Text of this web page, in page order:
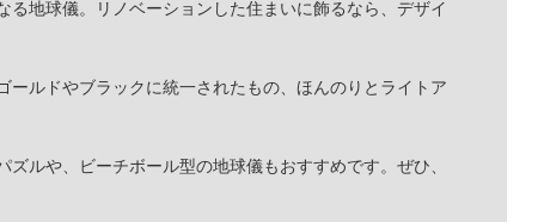
地球儀。リノベーションした住まいに飾るなら、デザイ
ルドやブラックに統一されたもの、ほんのりとライトア
ルや、ビーチボール型の地球儀もおすすめです。ぜひ、